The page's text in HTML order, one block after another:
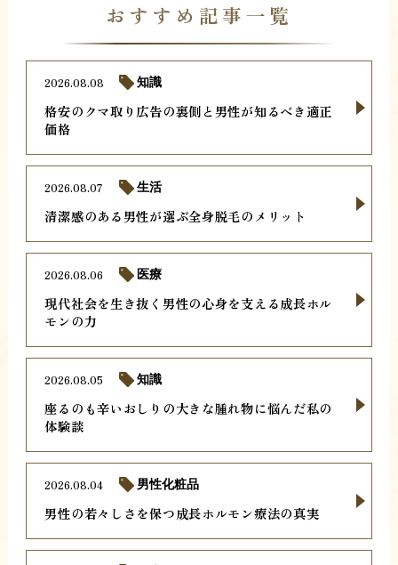
おすすめ記事一覧
格安のクマ取り広告の裏側と男性が知るべき適正
価格
2026.08.08 知識
清潔感のある男性が選ぶ全身脱毛のメリット
2026.08.07 生活
現代社会を生き抜く男性の心身を支える成長ホル
モンの力
2026.08.06 医療
座るのも辛いおしりの大きな腫れ物に悩んだ私の
体験談
2026.08.05 知識
男性の若々しさを保つ成長ホルモン療法の真実
2026.08.04 男性化粧品